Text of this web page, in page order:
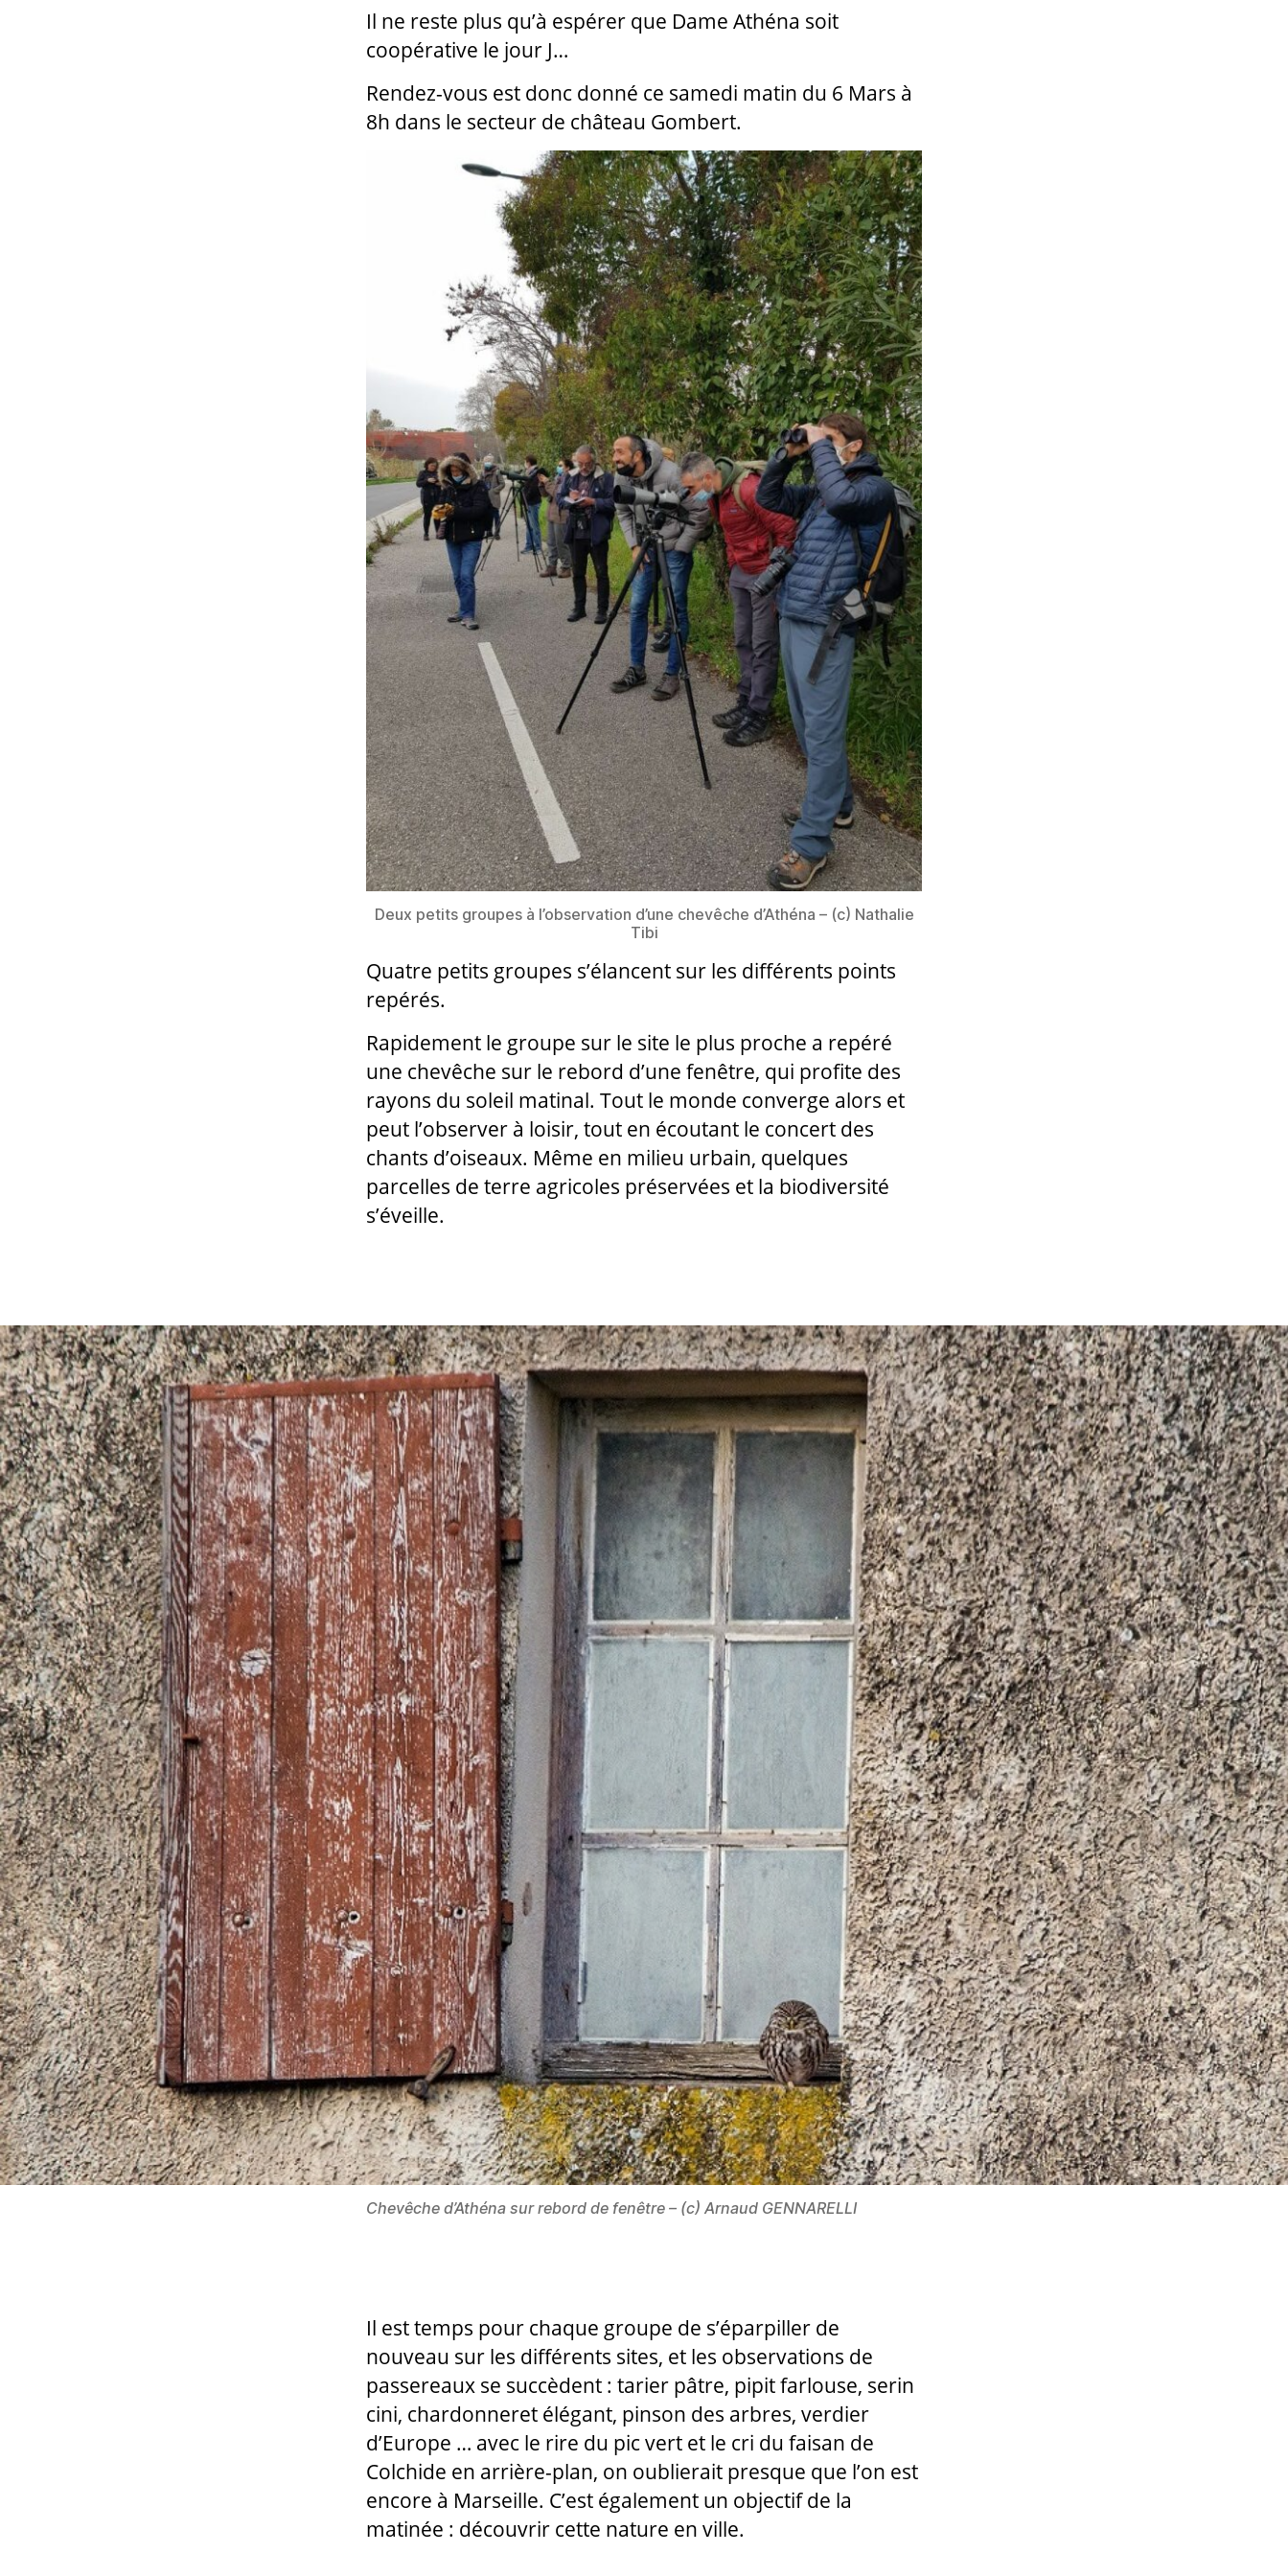
Il ne reste plus qu’à espérer que Dame Athéna soit
coopérative le jour J…
Rendez-vous est donc donné ce samedi matin du 6 Mars à
8h dans le secteur de château Gombert.
Deux petits groupes à l’observation d’une chevêche d’Athéna – (c) Nathalie
Tibi
Quatre petits groupes s’élancent sur les différents points
repérés.
Rapidement le groupe sur le site le plus proche a repéré
une chevêche sur le rebord d’une fenêtre, qui profite des
rayons du soleil matinal. Tout le monde converge alors et
peut l’observer à loisir, tout en écoutant le concert des
chants d’oiseaux. Même en milieu urbain, quelques
parcelles de terre agricoles préservées et la biodiversité
s’éveille.
Chevêche d’Athéna sur rebord de fenêtre – (c) Arnaud GENNARELLI
Il est temps pour chaque groupe de s’éparpiller de
nouveau sur les différents sites, et les observations de
passereaux se succèdent : tarier pâtre, pipit farlouse, serin
cini, chardonneret élégant, pinson des arbres, verdier
d’Europe … avec le rire du pic vert et le cri du faisan de
Colchide en arrière-plan, on oublierait presque que l’on est
encore à Marseille. C’est également un objectif de la
matinée : découvrir cette nature en ville.